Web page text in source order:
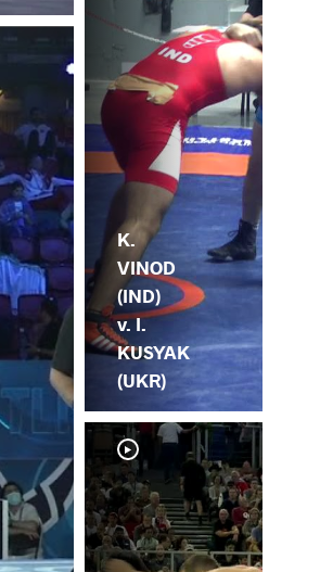
K.
VINOD
(IND)
v. I.
KUSYAK
(UKR)